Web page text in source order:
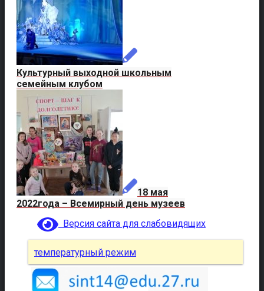
Культурный выходной школьным
семейным клубом
18 мая
2022года – Всемирный день музеев
Версия сайта для слабовидящих
температурный режим